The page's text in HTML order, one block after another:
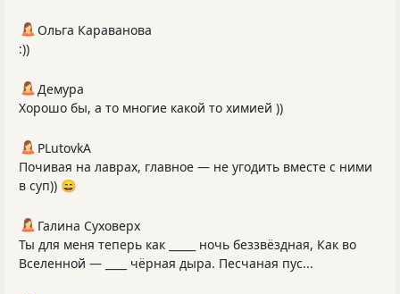
Ольга Караванова
:))
Демура
Хорошо бы, а то многие какой то химией ))
PLutоvkА
Почивая на лаврах, главное — не угодить вместе с ними
в суп)) 😄
Галина Суховерх
Ты для меня теперь как _____ ночь беззвёздная, Как во
Вселенной — ____ чёрная дыра. Песчаная пус...